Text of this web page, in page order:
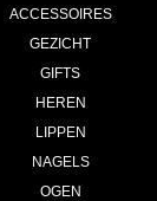
ACCESSOIRES
GEZICHT
GIFTS
HEREN
LIPPEN
NAGELS
OGEN